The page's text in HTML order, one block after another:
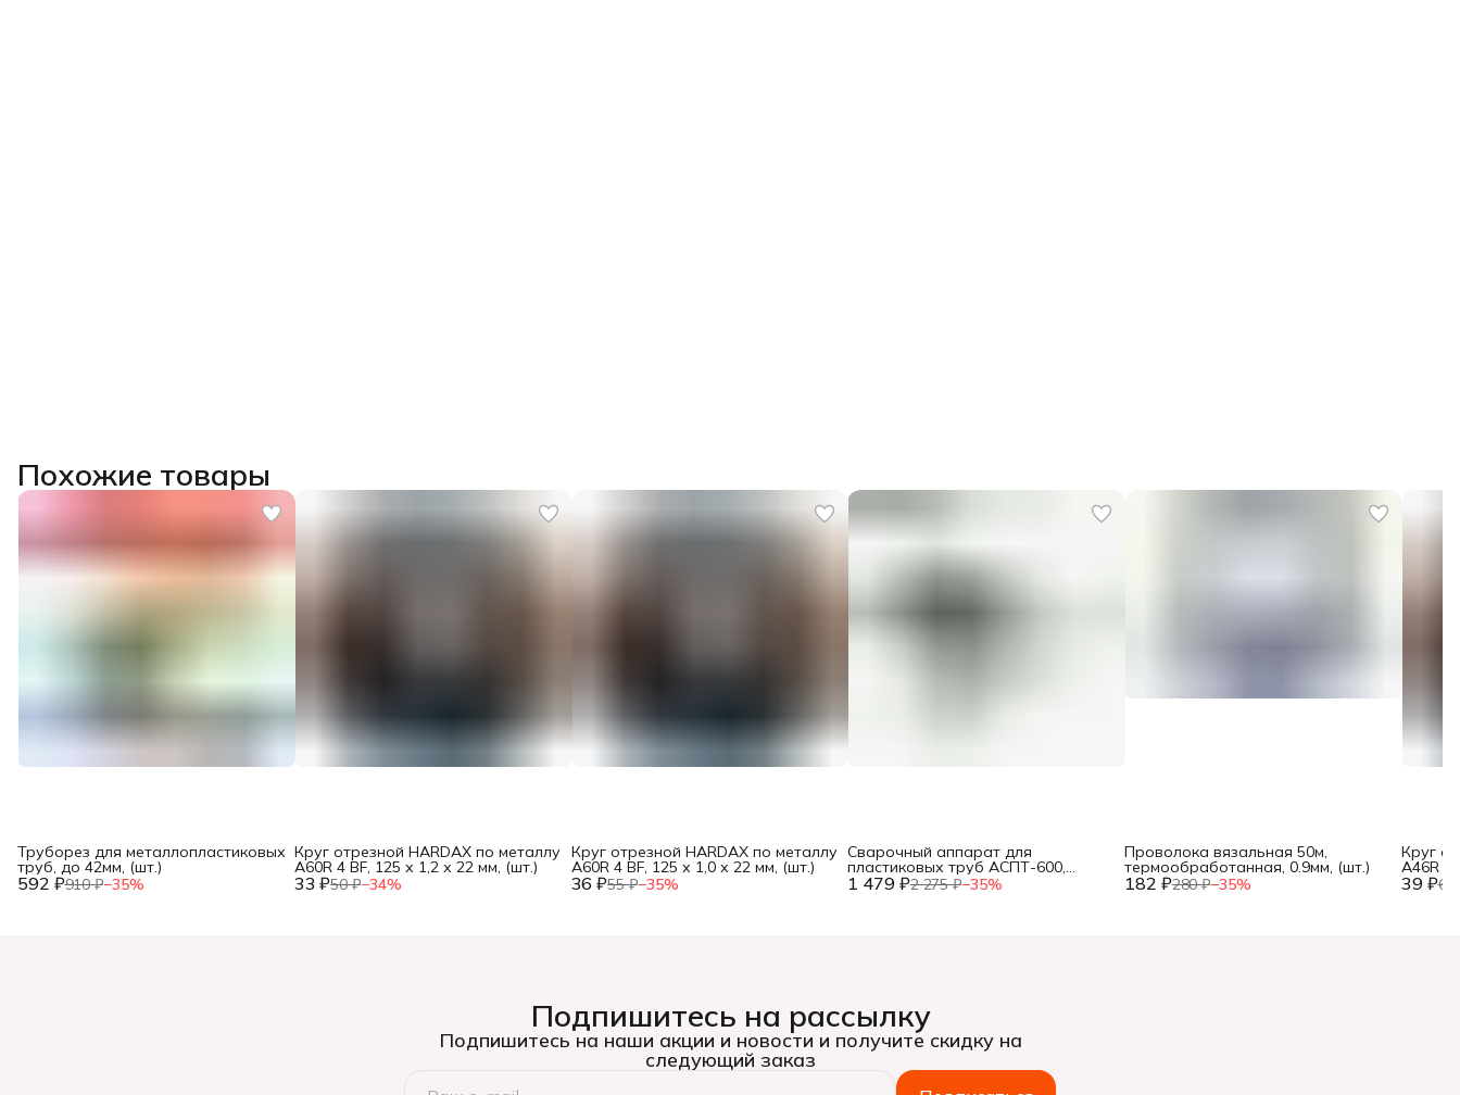
Похожие товары
592 ₽910 ₽−35%
Труборез для металлопластиковых
труб, до 42мм, (шт.)
33 ₽50 ₽−34%
Круг отрезной HARDAX по металлу
A60R 4 BF, 125 х 1,2 х 22 мм, (шт.)
36 ₽55 ₽−35%
Круг отрезной HARDAX по металлу
A60R 4 BF, 125 х 1,0 х 22 мм, (шт.)
1 479 ₽2 275 ₽−35%
Сварочный аппарат для
пластиковых труб АСПТ-600,
600Вт, насадки 20, 25, 32 мм, мет. 182 ₽280 ₽−35%
Проволока вязальная 50м,
термообработанная, 0.9мм, (шт.)
39 ₽60
Круг
A46R 4
Подпишитесь на рассылку
Подпишитесь на наши акции и новости и получите скидку на
следующий заказ